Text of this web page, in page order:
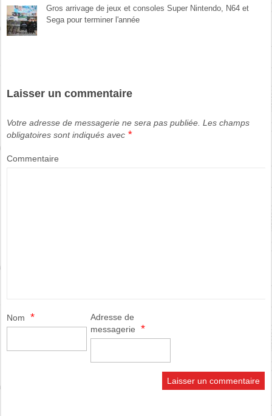
Gros arrivage de jeux et consoles Super Nintendo, N64 et
Sega pour terminer l'année
Laisser un commentaire
Votre adresse de messagerie ne sera pas publiée. Les champs
obligatoires sont indiqués avec *
Commentaire
Nom *
Adresse de
messagerie
*